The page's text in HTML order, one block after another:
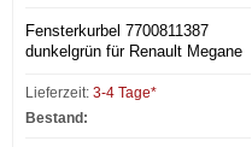
Fensterkurbel 7700811387
dunkelgrün für Renault Megane
Lieferzeit: 3-4 Tage*
Bestand: